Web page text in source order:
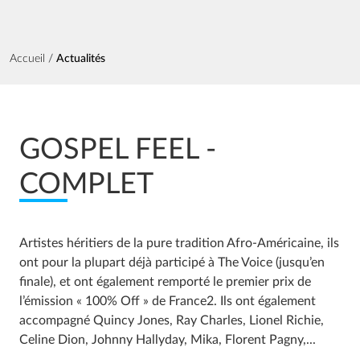
Fil d'Ariane
Accueil Actualités
GOSPEL FEEL -
COMPLET
Artistes héritiers de la pure tradition Afro-Américaine, ils
ont pour la plupart déjà participé à The Voice (jusqu’en
finale), et ont également remporté le premier prix de
l’émission « 100% Off » de France2. Ils ont également
accompagné Quincy Jones, Ray Charles, Lionel Richie,
Celine Dion, Johnny Hallyday, Mika, Florent Pagny,...